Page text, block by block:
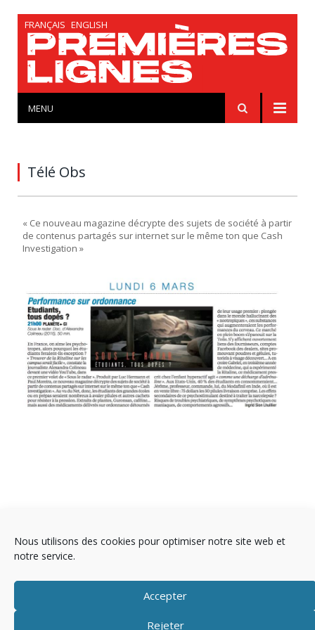
Nous utilisons des cookies pour optimiser notre site web et
notre service.
Accepter
Rejeter
FRANÇAIS ENGLISH
MENU
Télé Obs
« Ce nouveau magazine décrypte des sujets de société à partir
de contenus partagés sur internet sur le même ton que Cash
Investigation »